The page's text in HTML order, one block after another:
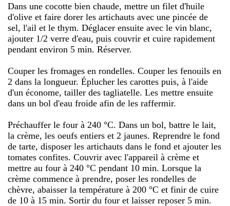
Dans une cocotte bien chaude, mettre un filet d'huile
d'olive et faire dorer les artichauts avec une pincée de
sel, l'ail et le thym. Déglacer ensuite avec le vin blanc,
ajouter 1/2 verre d'eau, puis couvrir et cuire rapidement
pendant environ 5 min. Réserver.
Couper les fromages en rondelles. Couper les fenouils en
2 dans la longueur. Éplucher les carottes puis, à l'aide
d'un économe, tailler des tagliatelle. Les mettre ensuite
dans un bol d'eau froide afin de les raffermir.
Préchauffer le four à 240 °C. Dans un bol, battre le lait,
la crème, les oeufs entiers et 2 jaunes. Reprendre le fond
de tarte, disposer les artichauts dans le fond et ajouter les
tomates confites. Couvrir avec l'appareil à crème et
mettre au four à 240 °C pendant 10 min. Lorsque la
crème commence à prendre, poser les rondelles de
chèvre, abaisser la température à 200 °C et finir de cuire
de 10 à 15 min. Sortir du four et laisser reposer 5 min.